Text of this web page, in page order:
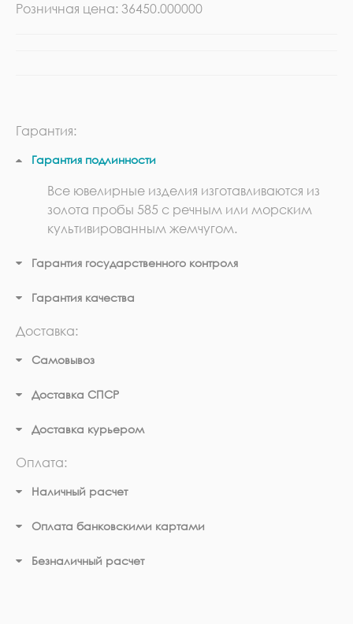
Розничная цена: 36450.000000
Гарантия:
Гарантия подлинности
Все ювелирные изделия изготавливаются из
золота пробы 585 с речным или морским
культивированным жемчугом.
Гарантия государственного контроля
Гарантия качества
Доставка:
Самовывоз
Доставка СПСР
Доставка курьером
Оплата:
Наличный расчет
Оплата банковскими картами
Безналичный расчет